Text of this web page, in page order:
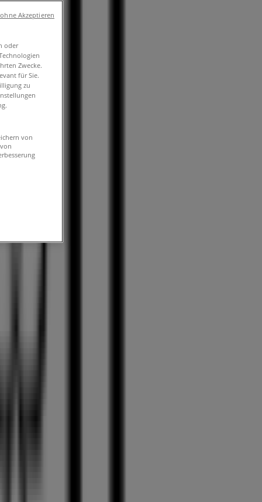
oder
Zwecke.
für Sie.
zu
von
Akzeptieren